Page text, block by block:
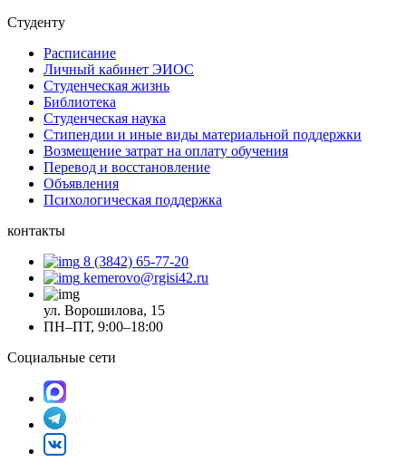
Студенту
Расписание
Личный кабинет ЭИОС
Студенческая жизнь
Библиотека
Студенческая наука
Стипендии и иные виды материальной поддержки
Возмещение затрат на оплату обучения
Перевод и восстановление
Объявления
Психологическая поддержка
контакты
8 (3842) 65-77-20
kemerovo@rgisi42.ru
ул. Ворошилова, 15
ПН–ПТ, 9:00–18:00
Социальные сети